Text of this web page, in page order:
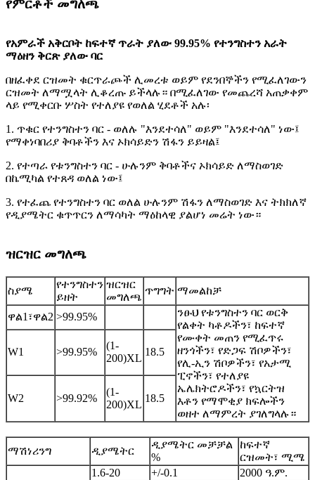
የምርቶች መግለጫ
የአምራች አቅርቦት ከፍተኛ ጥራት ያለው 99.95% የተንግስተን አራት
ማዕዘን ቅርጽ ያለው ባር
በዘፈቀደ ርዝመት ቁርጥራጮች ሊመረቱ ወይም የደንበኞችን የሚፈለገውን
ርዝመት ለማሟላት ሊቆረጡ ይችላሉ። በሚፈለገው የመጨረሻ አጠቃቀም
ላይ የሚቀርቡ ሦስት የተለያዩ የወለል ሂደቶች አሉ፡
1. ጥቁር የተንግስተን ባር - ወለሉ "እንደተሳለ" ወይም "እንደተሳለ" ነው፤
የማቀነባበሪያ ቅባቶችን እና ኦክሳይድን ሽፋን ይይዛል፤
2. የተጣራ የቱንግስተን ባር - ሁሉንም ቅባቶችና ኦክሳይድ ለማስወገድ
በኬሚካል የተጸዳ ወለል ነው፤
3. የተፈጨ የተንግስተን ባር ወለል ሁሉንም ሽፋን ለማስወገድ እና ትክክለኛ
የዲያሜትር ቁጥጥርን ለማሳካት ማዕከላዊ ያልሆነ መሬት ነው።
ዝርዝር መግለጫ
ስያሜ
የተንግስተን
ይዘት
ዝርዝር
መግለጫ
ጥግግት ማመልከቻ
ዋል1፣ዋል2 >99.95%
ንፁህ የቱንግስተን ባር ወርቅ
የልቀት ካቶዶችን፣ ከፍተኛ
የሙቀት መጠን የሚፈጥሩ
ዘንጎችን፣ የድጋፍ ሽቦዎችን፣
የሊ-ኢን ሽቦዎችን፣ የአታሚ
ፒኖችን፣ የተለያዩ
ኤሌክትሮዶችን፣ የኳርትዝ
እቶን የማሞቂያ ክፍሎችን
ወዘተ ለማምረት ያገለግላሉ።
W1 >99.95%
(1-
200)XL
18.5
W2 >99.92%
(1-
200)XL
18.5
ማሽነሪንግ ዲያሜትር
ዲያሜትር መቻቻል
%
ከፍተኛ
ርዝመት፣ ሚሜ
1.6-20 +/-0.1
2000 ዓ.ም.